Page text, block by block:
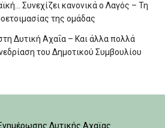
Συνεχίζει κανονικά ο Λαγός – Τη
της ομάδας
Δυτική Αχαΐα – Και άλλα πολλά
του Δημοτικού Συμβουλίου